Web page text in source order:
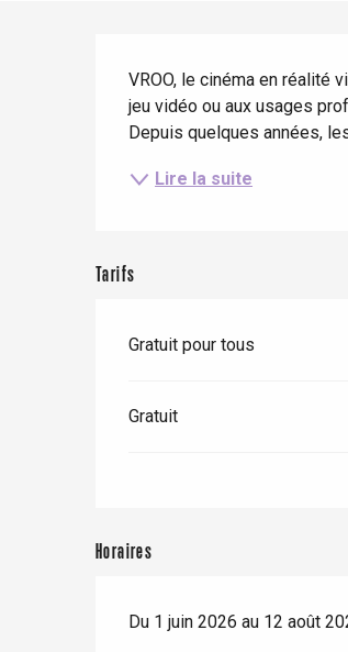
Avec les enfants
Entre amis
Séjours à vélo
VROO, le cinéma en réalité
jeu vidéo ou aux usages
Depuis quelques années,
Lire la suite
Tarifs
Gratuit pour tous
Gratuit
Horaires
Du 1 juin 2026 au 12 août